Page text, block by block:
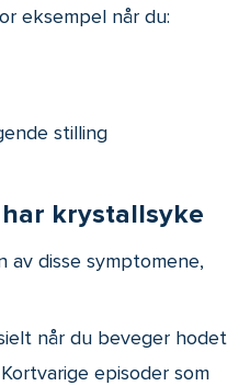
eksempel når du:
stilling
krystallsyke
av disse symptomene,
når du beveger hodet
episoder som